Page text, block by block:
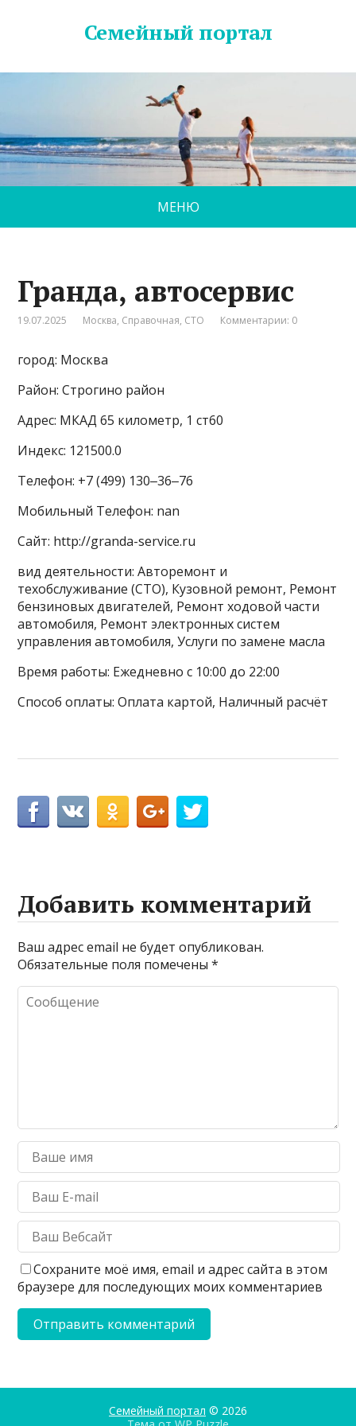
Семейный портал
МЕНЮ
Гранда, автосервис
19.07.2025 Москва, Справочная, СТО Комментарии: 0
город: Москва
Район: Строгино район
Адрес: МКАД 65 километр, 1 ст60
Индекс: 121500.0
Телефон: +7 (499) 130‒36‒76
Мобильный Телефон: nan
Сайт: http://granda-service.ru
вид деятельности: Авторемонт и
техобслуживание (СТО), Кузовной ремонт, Ремонт
бензиновых двигателей, Ремонт ходовой части
автомобиля, Ремонт электронных систем
управления автомобиля, Услуги по замене масла
Время работы: Ежедневно с 10:00 до 22:00
Способ оплаты: Оплата картой, Наличный расчёт
Добавить комментарий
Ваш адрес email не будет опубликован.
Обязательные поля помечены*
Сохраните моё имя, email и адрес сайта в этом
браузере для последующих моих комментариев
Семейный портал © 2026